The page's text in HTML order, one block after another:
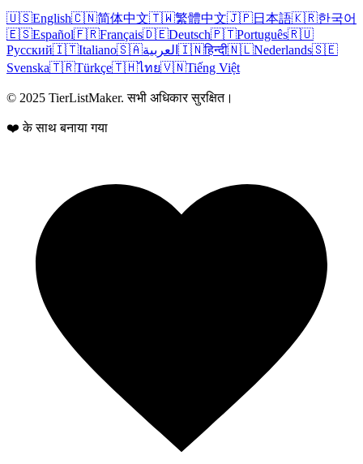
🇺🇸English🇨🇳简体中文🇹🇼繁體中文🇯🇵日本語🇰🇷한국어
🇪🇸Español🇫🇷Français🇩🇪Deutsch🇵🇹Português🇷🇺
Русский🇮🇹Italiano🇸🇦العربية 🇮🇳हिन्दी🇳🇱Nederlands🇸🇪
Svenska🇹🇷Türkçe🇹🇭ไทย🇻🇳Tiếng Việt
© 2025 TierListMaker. सभी अधिकार सुरक्षित।
❤️ के साथ बनाया गया